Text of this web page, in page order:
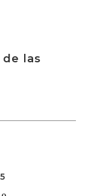
de las